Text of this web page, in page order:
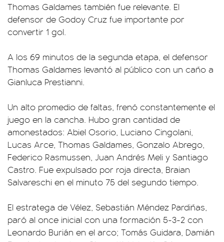
Thomas Galdames también fue relevante. El
defensor de Godoy Cruz fue importante por
convertir 1 gol.
A los 69 minutos de la segunda etapa, el defensor
Thomas Galdames levantó al público con un caño a
Gianluca Prestianni.
Un alto promedio de faltas, frenó constantemente el
juego en la cancha. Hubo gran cantidad de
amonestados: Abiel Osorio, Luciano Cingolani,
Lucas Arce, Thomas Galdames, Gonzalo Abrego,
Federico Rasmussen, Juan Andrés Meli y Santiago
Castro. Fue expulsado por roja directa, Braian
Salvareschi en el minuto 75 del segundo tiempo.
El estratega de Vélez, Sebastián Méndez Pardiñas,
paró al once inicial con una formación 5-3-2 con
Leonardo Burián en el arco; Tomás Guidara, Damián